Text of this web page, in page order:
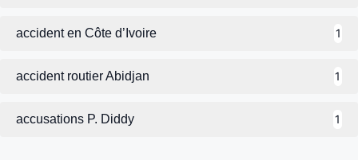
accident en Côte d’Ivoire 1
accident routier Abidjan 1
accusations P. Diddy 1